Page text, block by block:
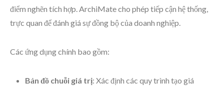
điểm nghẽn tích hợp. ArchiMate cho phép tiếp cận hệ thống,
trực quan để đánh giá sự đồng bộ của doanh nghiệp.
Các ứng dụng chính bao gồm:
Bản đồ chuỗi giá trị: Xác định các quy trình tạo giá